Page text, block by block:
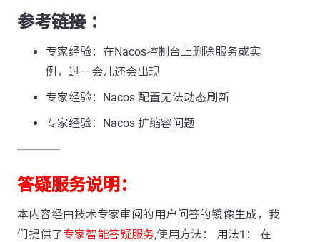
参考链接 ：
专家经验：在Nacos控制台上删除服务或实
例，过一会儿还会出现
专家经验：Nacos 配置无法动态刷新
专家经验：Nacos 扩缩容问题
---------------
答疑服务说明：
本内容经由技术专家审阅的用户问答的镜像生成，我
们提供了专家智能答疑服务,使用方法： 用法1： 在